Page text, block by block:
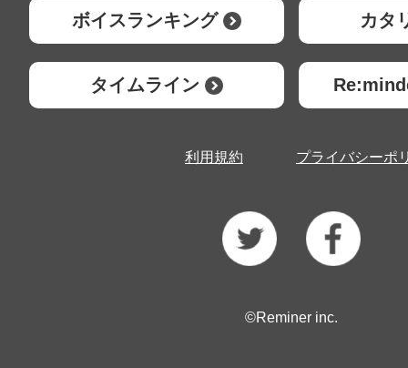
ボイスランキング カタ
タイムライン
利用規約 プライバシーポ
©Reminer inc.